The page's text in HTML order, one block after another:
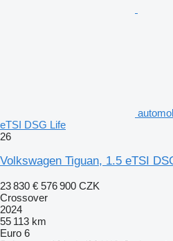
eTSI DSG Life
26
Volkswagen Tiguan, 1.5 eTSI
23 830 € 576 900 CZK
Crossover
2024
55 113 km
Euro 6